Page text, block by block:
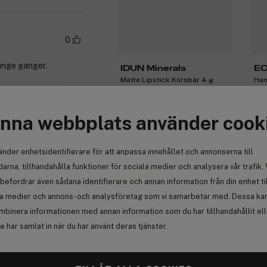
webbplats använder
enhetsidentifierare för att anpassa innehållet och annonserna till
tillhandahålla funktioner för sociala medier och analysera vår trafik.
även sådana identifierare och annan information från din enhet
medier och annons- och analysföretag som vi samarbetar med. Dessa
informationen med annan information som du har tillhandahållit
har samlat in när du har använt deras tjänster.
IDUN Minerals
Matte Lipstick Körsbär 4 g
265 kr
-30%
Få en gåva
0
ganger.
Anmäl
0
Anmäl